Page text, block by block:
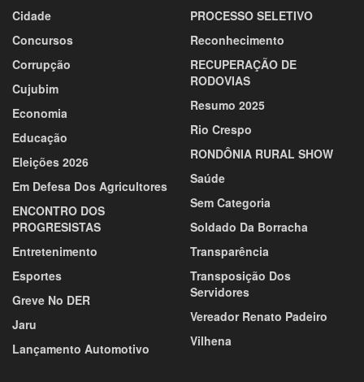
Cidade
Concursos
Corrupção
Cujubim
Economia
Educação
Eleições 2026
Em Defesa Dos Agricultores
ENCONTRO DOS
PROGRESISTAS
Entretenimento
Esportes
Greve No DER
Jaru
Lançamento Automotivo
PROCESSO SELETIVO
Reconhecimento
RECUPERAÇÃO DE
RODOVIAS
Resumo 2025
Rio Crespo
RONDÔNIA RURAL SHOW
Saúde
Sem Categoria
Soldado Da Borracha
Transparência
Transposição Dos
Servidores
Vereador Renato Padeiro
Vilhena